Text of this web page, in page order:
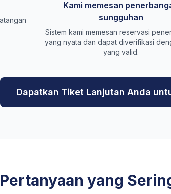
Kami memesan
sungguhan
Sistem kami memesan reservasi
yang nyata dan dapat diverifikasi
yang valid.
Dapatkan Tiket Lanjutan Anda
Pertanyaan yang